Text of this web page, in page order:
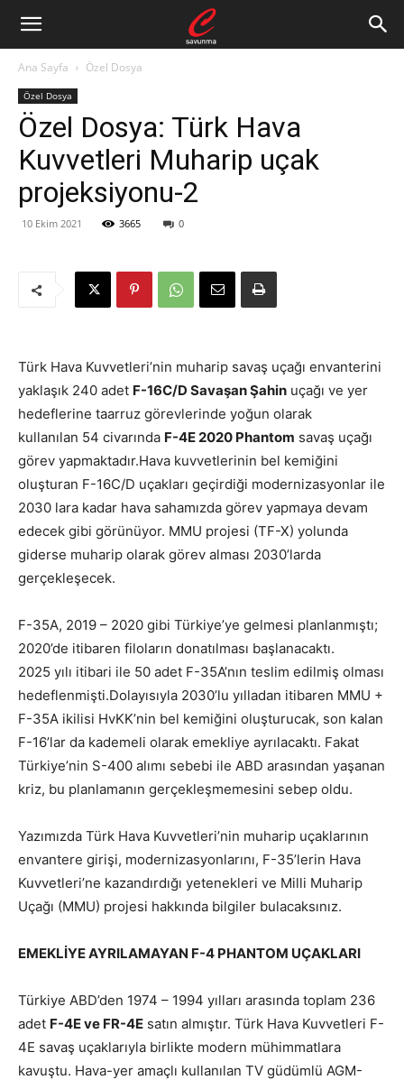
Ana Sayfa Özel Dosya
Özel Dosya
Özel Dosya: Türk Hava
Kuvvetleri Muharip uçak
projeksiyonu-2
10 Ekim 2021 3665 0
Türk Hava Kuvvetleri’nin muharip savaş uçağı envanterini
yaklaşık 240 adet F-16C/D Savaşan Şahin uçağı ve yer
hedeflerine taarruz görevlerinde yoğun olarak
kullanılan 54 civarında F-4E 2020 Phantom savaş uçağı
görev yapmaktadır.Hava kuvvetlerinin bel kemiğini
oluşturan F-16C/D uçakları geçirdiği modernizasyonlar ile
2030 lara kadar hava sahamızda görev yapmaya devam
edecek gibi görünüyor. MMU projesi (TF-X) yolunda
giderse muharip olarak görev alması 2030’larda
gerçekleşecek.
F-35A, 2019 – 2020 gibi Türkiye’ye gelmesi planlanmıştı;
2020’de itibaren filoların donatılması başlanacaktı.
2025 yılı itibari ile 50 adet F-35A’nın teslim edilmiş olması
hedeflenmişti.Dolayısıyla 2030’lu yılladan itibaren MMU +
F-35A ikilisi HvKK’nin bel kemiğini oluşturucak, son kalan
F-16’lar da kademeli olarak emekliye ayrılacaktı. Fakat
Türkiye’nin S-400 alımı sebebi ile ABD arasından yaşanan
kriz, bu planlamanın gerçekleşmemesini sebep oldu.
Yazımızda Türk Hava Kuvvetleri’nin muharip uçaklarının
envantere girişi, modernizasyonlarını, F-35’lerin Hava
Kuvvetleri’ne kazandırdığı yetenekleri ve Milli Muharip
Uçağı (MMU) projesi hakkında bilgiler bulacaksınız.
EMEKLİYE AYRILAMAYAN F-4 PHANTOM UÇAKLARI
Türkiye ABD’den 1974 – 1994 yılları arasında toplam 236
adet F-4E ve FR-4E satın almıştır. Türk Hava Kuvvetleri F-
4E savaş uçaklarıyla birlikte modern mühimmatlara
kavuştu. Hava-yer amaçlı kullanılan TV güdümlü AGM-